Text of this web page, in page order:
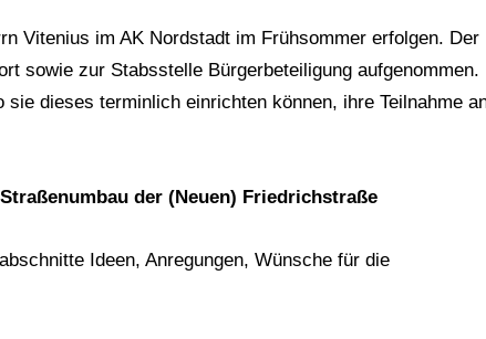
Vitenius im AK Nordstadt im Frühsommer erfolgen. Der
sowie zur Stabsstelle Bürgerbeteiligung aufgenommen.
dieses terminlich einrichten können, ihre Teilnahme
der (Neuen) Friedrichstraße
Ideen, Anregungen, Wünsche für die